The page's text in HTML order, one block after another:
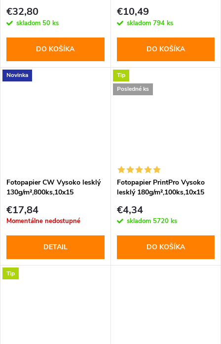
€32,80
skladom 50 ks
DO KOŠÍKA
€10,49
skladom 794 ks
DO KOŠÍKA
Novinka
Fotopapier CW Vysoko lesklý
130g/m²,800ks,10x15
€17,84
Momentálne nedostupné
DETAIL
Tip
Posledné ks
Fotopapier PrintPro Vysoko
lesklý 180g/m²,100ks,10x15
€4,34
skladom 5720 ks
DO KOŠÍKA
Tip